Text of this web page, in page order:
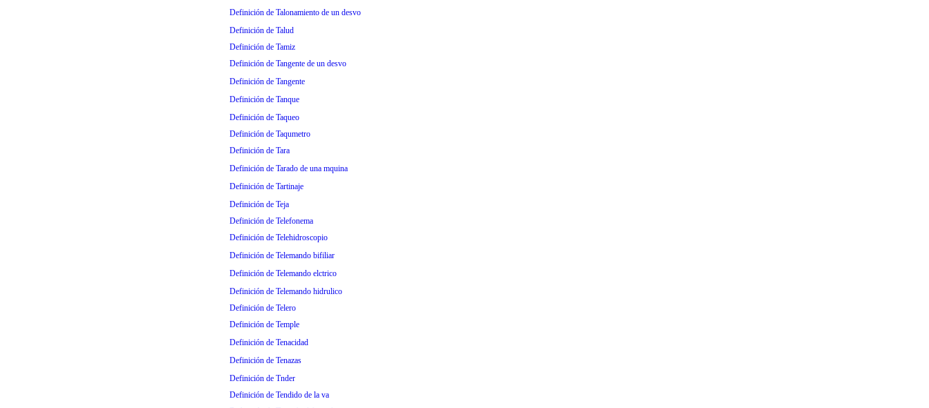
Definición de Talonamiento de un desvo
Definición de Talud
Definición de Tamiz
Definición de Tangente de un desvo
Definición de Tangente
Definición de Tanque
Definición de Taqueo
Definición de Taqumetro
Definición de Tara
Definición de Tarado de una mquina
Definición de Tartinaje
Definición de Teja
Definición de Telefonema
Definición de Telehidroscopio
Definición de Telemando bifiliar
Definición de Telemando elctrico
Definición de Telemando hidrulico
Definición de Telero
Definición de Temple
Definición de Tenacidad
Definición de Tenazas
Definición de Tnder
Definición de Tendido de la va